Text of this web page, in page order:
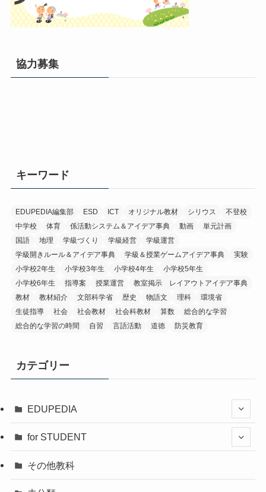
協力募集
キーワード
EDUPEDIA編集部 ESD ICT オリジナル教材 シリウス
不登校
中学校
体育 係活動システム＆アイデア事典 動画
単元計画
国語
地理 学級づくり 学級経営
学級運営
学級開きルール＆アイデア事典
学級＆授業ゲームアイデア事典
実験
小学校2年生
小学校3年生 小学校4年生
小学校5年生
小学校6年生
指導案 授業運営
教室掲示 レイアウトアイデア事典
教材
教材紹介 文部科学省 歴史 物語文 理科
環境省
生徒指導
社会 社会教材 社会科教材 算数
総合的な学習
総合的な学習の時間
自習 言語活動 道徳 防災教育
カテゴリー
EDUPEDIA
for STUDENT
その他教科